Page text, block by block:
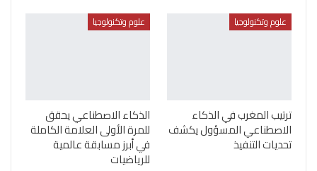
علوم وتكنولوجيا
ترتيب المغرب في الذكاء
الاصطناعي المسؤول يكشف
تحديات التنفيذ
علوم وتكنولوجيا
الذكاء الاصطناعي يحقق
للمرة الأولى العلامة الكاملة
في أبرز مسابقة عالمية
للرياضيات